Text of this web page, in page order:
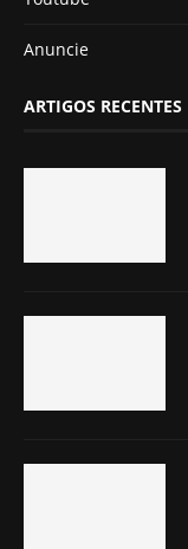
Anuncie
ARTIGOS RECENTES